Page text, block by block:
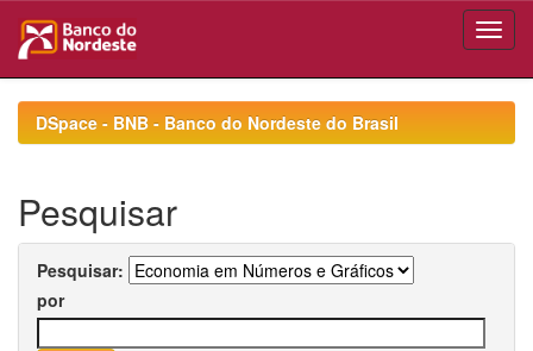
navigationDSpace - BNB - Banco do Nordeste do Brasil
Pesquisar
Pesquisar:
por